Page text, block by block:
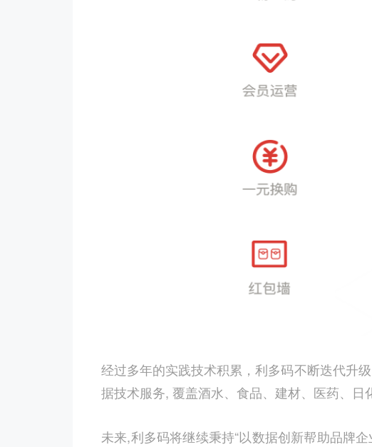
经过多年的实践技术积累，利多码不断迭代升级
据技术服务, 覆盖酒水、食品、建材、医药、日
未来,利多码将继续秉持“以数据创新帮助品牌